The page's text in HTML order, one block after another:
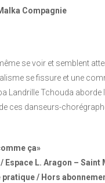
Compagnie
se voir et semblent
se fissure et une
Landrille Tchouda
ces danseurs-
ça»
L. Aragon – Saint
pratique / Hors